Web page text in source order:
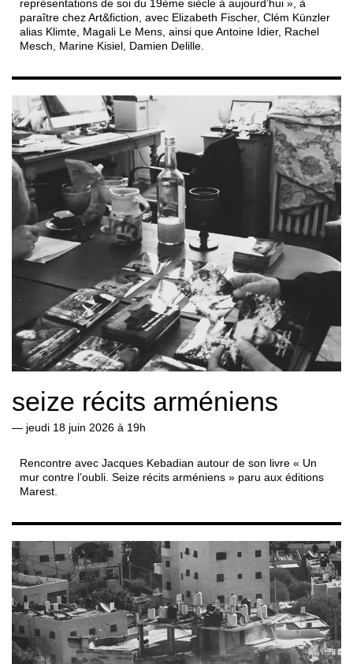
représentations de soi du 19ème siècle à aujourd’hui », à
paraître chez Art&fiction, avec Elizabeth Fischer, Clém Künzler
alias Klimte, Magali Le Mens, ainsi que Antoine Idier, Rachel
Mesch, Marine Kisiel, Damien Delille.
seize récits arméniens
— jeudi 18 juin 2026 à 19h
Rencontre avec Jacques Kebadian autour de son livre « Un
mur contre l’oubli. Seize récits arméniens » paru aux éditions
Marest.